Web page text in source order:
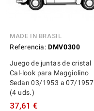
MADE IN BRASIL
Referencia: DMV0300
Juego de juntas de cristal
Cal-look para Maggiolino
Sedan 03/1953 a 07/1957
(4 uds.)
37,61 €